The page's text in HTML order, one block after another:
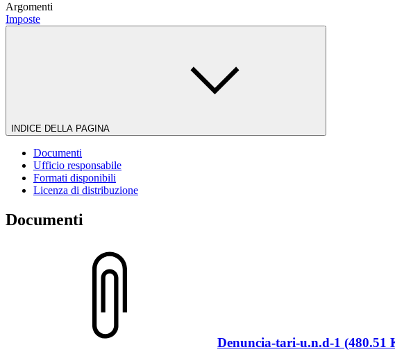
Argomenti
Imposte
INDICE DELLA PAGINA
Documenti
Ufficio responsabile
Formati disponibili
Licenza di distribuzione
Documenti
Denuncia-tari-u.n.d-1 (480.51